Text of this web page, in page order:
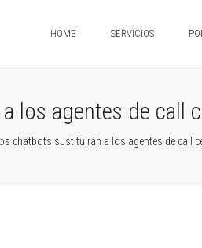
HOME SERVICIOS
los agentes de call
Los chatbots sustituirán a los agentes de call